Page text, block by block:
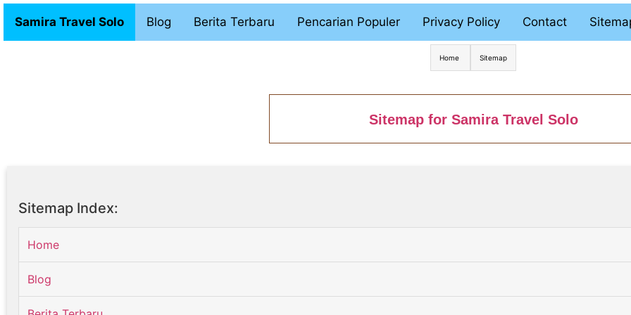
Samira Travel Solo Blog Berita Terbaru Pencarian Populer Privacy Policy Contact
Home Sitemap
Sitemap for Samira Travel Solo
Sitemap Index:
Home
Blog